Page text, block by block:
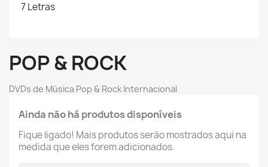
7 Letras
POP & ROCK
DVDs de Música Pop & Rock Internacional
Ainda não há produtos disponíveis
Fique ligado! Mais produtos serão mostrados aqui na
medida que eles forem adicionados.